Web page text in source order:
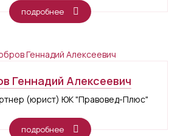
подробнее
Геннадий Алексеевич
(юрист) ЮК "Правовед-Плюс"
подробнее